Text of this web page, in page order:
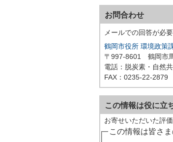
お問合わせ
メールでの回答が必
鶴岡市役所 環境政策
〒997-8601 鶴岡市
電話：脱炭素・自然
FAX：0235-22-2879
この情報は役に立
お寄せいただいた評
この情報は皆さ